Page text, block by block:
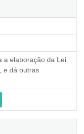
a elaboração da Lei
e dá outras